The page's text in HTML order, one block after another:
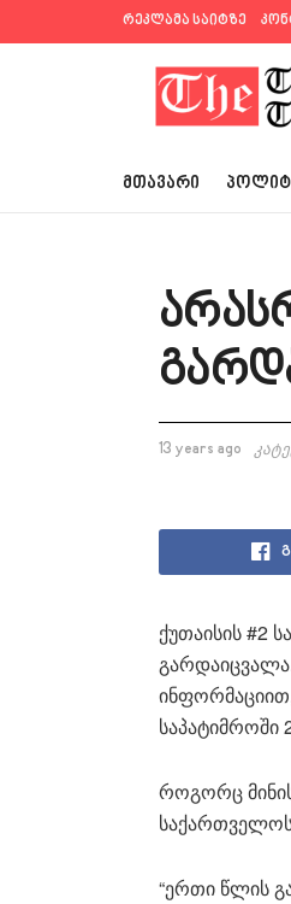
რეკლამა საიტზე
ᲛᲗᲐᲕᲐᲠᲘ
13 years ago
ქუთაისის #2
საპატიმროში
როგორც
საქართველოს
“ერთი წლის